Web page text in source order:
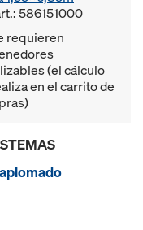
586151000
requieren
(el cálculo
en el carrito de